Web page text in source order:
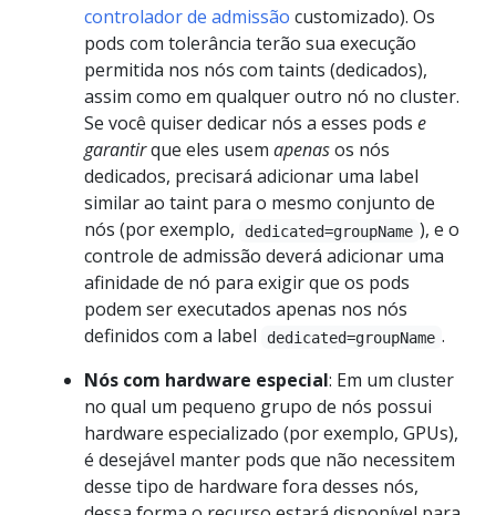
controlador de admissão customizado). Os
pods com tolerância terão sua execução
permitida nos nós com taints (dedicados),
assim como em qualquer outro nó no cluster.
Se você quiser dedicar nós a esses pods e
garantirque eles usem apenasos nós
dedicados, precisará adicionar uma label
similar ao taint para o mesmo conjunto de
nós (por exemplo,
dedicated=groupName ), e o
controle de admissão deverá adicionar uma
afinidade de nó para exigir que os pods
podem ser executados apenas nos nós
definidos com a label
dedicated=groupName .
Nós com hardware especial: Em um cluster
no qual um pequeno grupo de nós possui
hardware especializado (por exemplo, GPUs),
é desejável manter pods que não necessitem
desse tipo de hardware fora desses nós,